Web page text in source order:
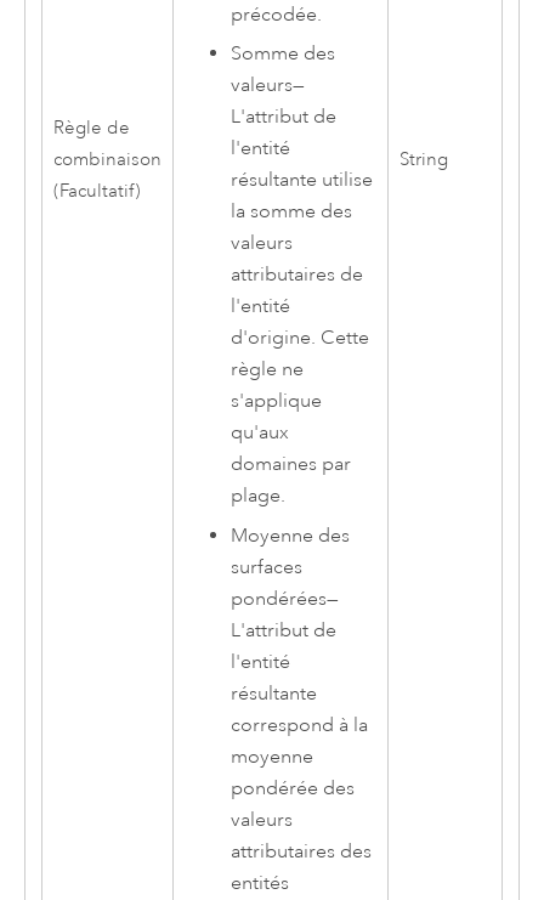
Règle de
combinaison
(Facultatif)
précodée.
Somme des
valeurs—
L'attribut de
l'entité
résultante utilise
la somme des
valeurs
attributaires de
l'entité
d'origine. Cette
règle ne
s'applique
qu'aux
domaines par
plage.
Moyenne des
surfaces
pondérées—
L'attribut de
l'entité
résultante
correspond à la
moyenne
pondérée des
valeurs
attributaires des
entités
String